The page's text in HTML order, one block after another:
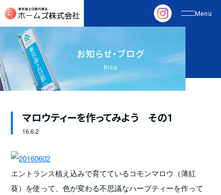
お知らせ・ブログ
Blog
マロウティーを作ってみよう その1
16.6.2
エントランス植え込みで育てているコモンマロウ（薄紅
葵）を使って、色が変わる不思議なハーブティーを作って